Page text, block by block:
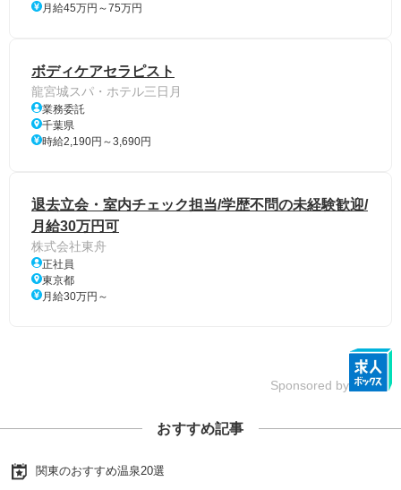
月給45万円～75万円
ボディケアセラピスト
龍宮城スパ・ホテル三日月
業務委託
千葉県
時給2,190円～3,690円
退去立会・室内チェック担当/学歴不問の未経験歓迎/
月給30万円可
株式会社東舟
正社員
東京都
月給30万円～
Sponsored by
おすすめ記事
関東のおすすめ温泉20選